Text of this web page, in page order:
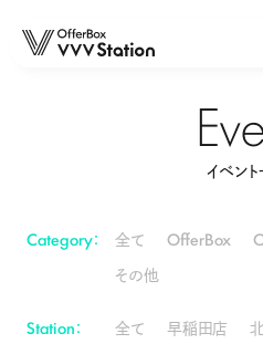
OfferBox VVV Station 北海道
OfferBox VVV Station 東北大学店
OfferBox VVV Station 名古屋
イベン
Category： 全て OfferBox
その他
Station： 全て 早稲田店